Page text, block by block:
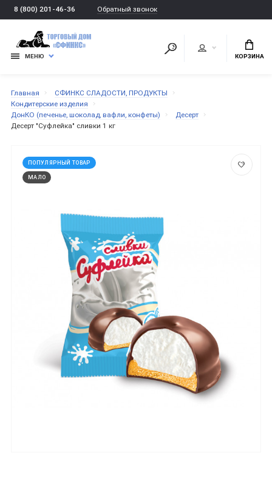
8 (800) 201-46-36 Обратный звонок
МЕНЮ КОРЗИНА
Главная
СФИНКС СЛАДОСТИ, ПРОДУКТЫ
Кондитерские изделия
ДонКО (печенье, шоколад, вафли, конфеты)
Десерт
Десерт "Суфлейка" сливки 1 кг
ПОПУЛЯРНЫЙ ТОВАР
МАЛО